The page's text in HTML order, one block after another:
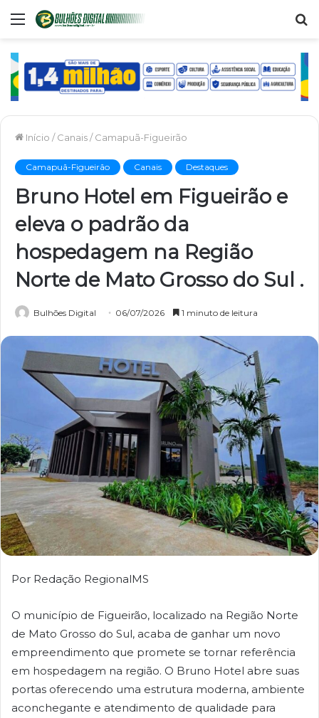
Menu
Início / Canais/ Camapuã-Figueirão
Camapuã-Figueirão Canais Destaques
Bruno Hotel em Figueirão e
eleva o padrão da
hospedagem na Região
Norte de Mato Grosso do Sul .
Bulhões Digital 06/07/2026 1 minuto de leitura
Por Redação RegionalMS
O município de Figueirão, localizado na Região Norte
de Mato Grosso do Sul, acaba de ganhar um novo
empreendimento que promete se tornar referência
em hospedagem na região. O Bruno Hotel abre suas
portas oferecendo uma estrutura moderna, ambiente
aconchegante e atendimento de qualidade para